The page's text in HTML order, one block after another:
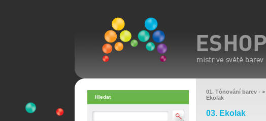
Hledat
01. Tónování barev - >
Ekolak
03. Ekolak